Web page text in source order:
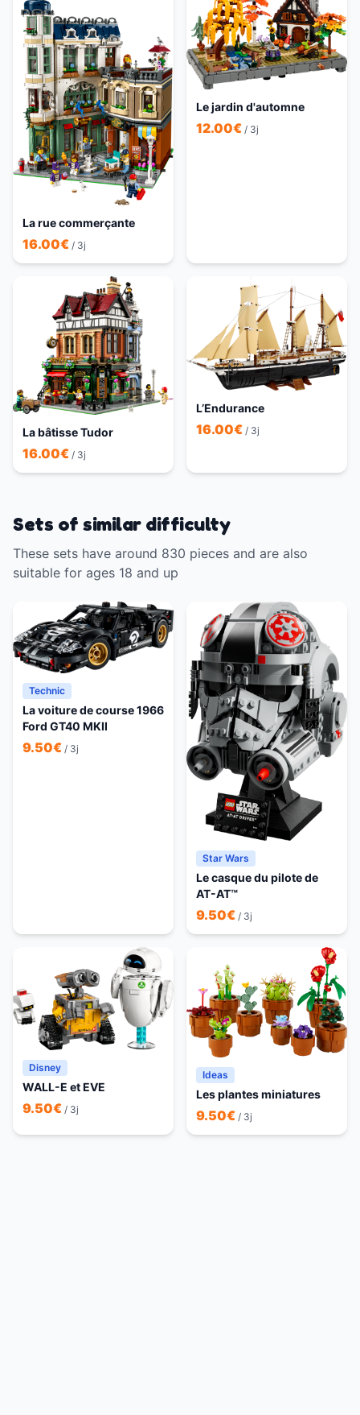
La rue commerçante
16.00€ / 3j
Le jardin d'automne
12.00€ / 3j
La bâtisse Tudor
16.00€ / 3j
L’Endurance
16.00€ / 3j
Sets of similar difficulty
These sets have around 830 pieces and are also
suitable for ages 18 and up
Technic
La voiture de course 1966
Ford GT40 MKII
9.50€ / 3j
Star Wars
Le casque du pilote de
AT-AT™
9.50€ / 3j
Disney
WALL-E et EVE
9.50€ / 3j
Ideas
Les plantes miniatures
9.50€ / 3j